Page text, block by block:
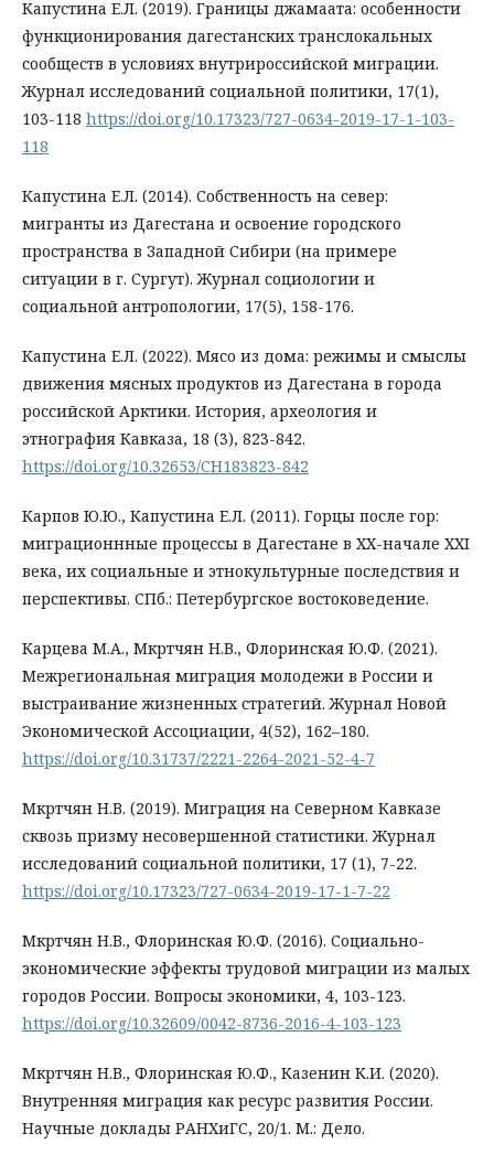
Капустина Е.Л. (2019). Границы джамаата: особенности
функционирования дагестанских транслокальных
сообществ в условиях внутрироссийской миграции.
Журнал исследований социальной политики, 17(1),
103-118 https://doi.org/10.17323/727-0634-2019-17-1-103-
118
Капустина Е.Л. (2014). Собственность на север:
мигранты из Дагестана и освоение городского
пространства в Западной Сибири (на примере
ситуации в г. Сургут). Журнал социологии и
социальной антропологии, 17(5), 158-176.
Капустина Е.Л. (2022). Мясо из дома: режимы и смыслы
движения мясных продуктов из Дагестана в города
российской Арктики. История, археология и
этнография Кавказа, 18 (3), 823-842.
https://doi.org/10.32653/CH183823-842
Карпов Ю.Ю., Капустина Е.Л. (2011). Горцы после гор:
миграционнные процессы в Дагестане в ХХ-начале ХХI
века, их социальные и этнокультурные последствия и
перспективы. СПб.: Петербургское востоковедение.
Карцева М.А., Мкртчян Н.В., Флоринская Ю.Ф. (2021).
Межрегиональная миграция молодежи в России и
выстраивание жизненных стратегий. Журнал Новой
Экономической Ассоциации, 4(52), 162–180.
https://doi.org/10.31737/2221-2264-2021-52-4-7
Мкртчян Н.В. (2019). Миграция на Северном Кавказе
сквозь призму несовершенной статистики. Журнал
исследований социальной политики, 17 (1), 7-22.
https://doi.org/10.17323/727-0634-2019-17-1-7-22
Мкртчян Н.В., Флоринская Ю.Ф. (2016). Социально-
экономические эффекты трудовой миграции из малых
городов России. Вопросы экономики, 4, 103-123.
https://doi.org/10.32609/0042-8736-2016-4-103-123
Мкртчян Н.В., Флоринская Ю.Ф., Казенин К.И. (2020).
Внутренняя миграция как ресурс развития России.
Научные доклады РАНХиГС, 20/1. М.: Дело.